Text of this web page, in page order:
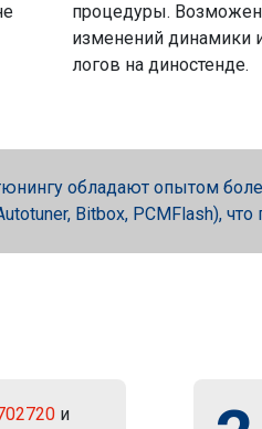
процедуры.
изменений динамики
логов на диностенде.
обладают опытом
Bitbox, PCMFlash),
и